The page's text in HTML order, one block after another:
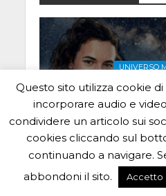
UNIVERSO
Niente
dei social
6 Luglio
Questo sito utilizza cookie
incorporare audio e
condividere un articolo sui
cookies cliccando sul
continuando a navigare.
abbondoni il sito.
Accetto